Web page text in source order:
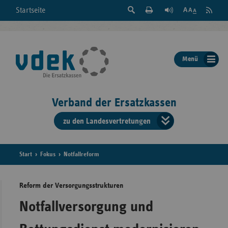
Startseite
Suche
der
Seite
Feed
Menü
Verband der Ersatzkassen
zu den Landesvertretungen
der
Start Fokus Notfallreform
Reform der Versorgungsstrukturen
Notfallversorgung und